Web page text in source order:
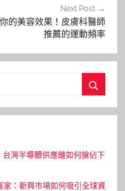
Next Post
的美容效果！皮膚科醫師
推薦的運動頻率
灣半導體供應鏈如何搶佔下
：新興市場如何吸引全球資